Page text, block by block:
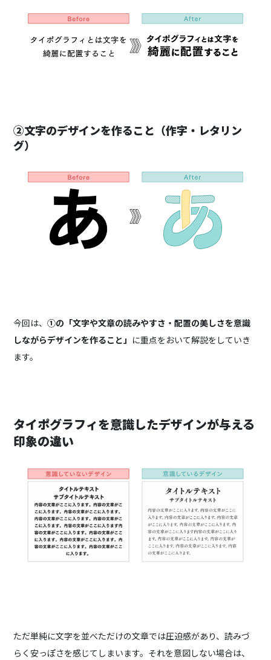
②文字のデザインを作ること（作字・レタリン
グ）
今回は、①の「文字や文章の読みやすさ・配置の美しさを意識
しながらデザインを作ること」 に重点をおいて解説をしていき
ます。
タイポグラフィを意識したデザインが与える
印象の違い
ただ単純に文字を並べただけの文章では圧迫感があり、読みづ
らく安っぽさを感じてしまいます。それを意図しない場合は、